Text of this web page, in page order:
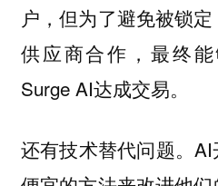
户，但为了避免被锁
供应商合作，最终
Surge AI达成交易。
还有技术替代问题。 AI